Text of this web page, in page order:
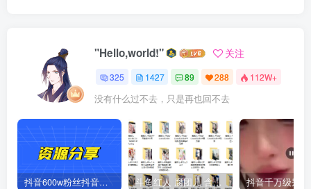
"Hello,world!" 关注
325 1427 89 288 112W+
没有什么过不去，只是再也回不去
抖音600w粉丝抖音网红痞幼一手资料 877P 500M 含私拍 斗鱼红人 腐团儿 含付费 大尺写真 32套